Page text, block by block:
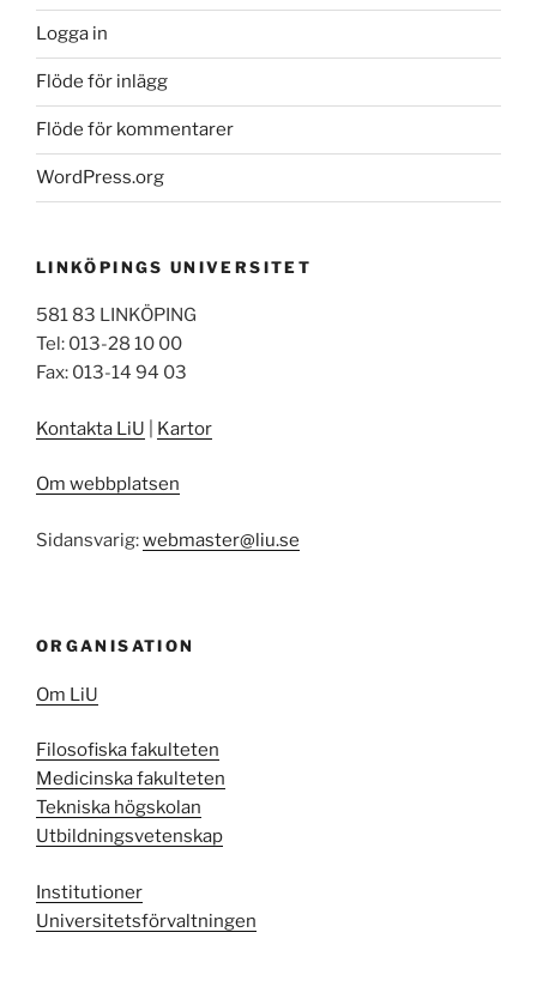
Logga in
Flöde för inlägg
Flöde för kommentarer
WordPress.org
LINKÖPINGS UNIVERSITET
581 83 LINKÖPING
Tel: 013-28 10 00
Fax: 013-14 94 03
Kontakta LiU Kartor
Om webbplatsen
Sidansvarig:webmaster@liu.se
ORGANISATION
Om LiU
Filosofiska fakulteten
Medicinska fakulteten
Tekniska högskolan
Utbildningsvetenskap
Institutioner
Universitetsförvaltningen